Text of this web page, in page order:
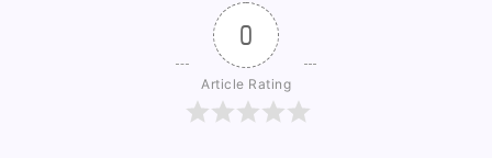
0
Article Rating